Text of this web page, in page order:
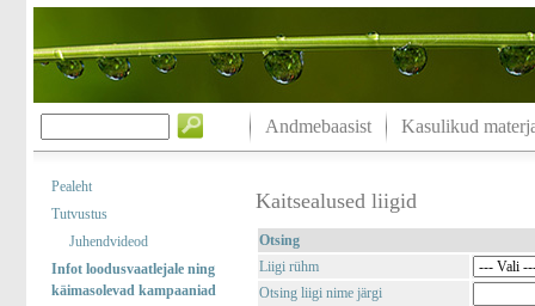
Andmebaasist Kasulikud
Pealeht
Tutvustus
Juhendvideod
Infot loodusvaatlejale ning
käimasolevad kampaaniad
Kaitsealused liigid
Otsing
Liigi rühm
Otsing liigi nime järgi